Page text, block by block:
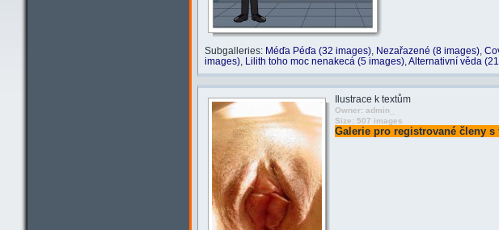
Subgalleries: Méďa Péďa (32 images), Nezařazené (8 images),
images), Lilith toho moc nenakecá (5 images),Alternativní věda
Ilustrace k textům
Owner: admin_
Size: 507 images
Galerie pro registrované členy